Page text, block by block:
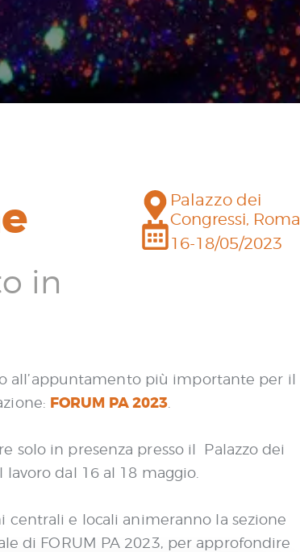
in
Palazzo dei
Congressi, Roma
16-18/05/2023
all’appuntamento più importante per il
FORUM PA 2023
solo in presenza presso il Palazzo dei
lavoro dal 16 al 18 maggio.
e locali animeranno la sezione
di FORUM PA 2023, per approfondire